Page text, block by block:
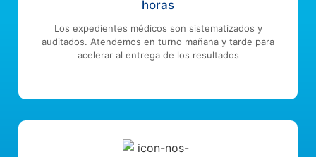
horas
Los expedientes médicos son sistematizados y
auditados. Atendemos en turno mañana y tarde para
acelerar al entrega de los resultados